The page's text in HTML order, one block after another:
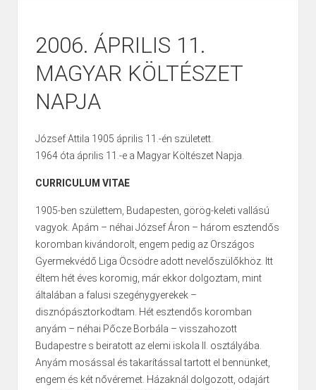
2006. ÁPRILIS 11.
MAGYAR KÖLTÉSZET
NAPJA
József Attila 1905 április 11.-én született.
1964 óta április 11.-e a Magyar Költészet Napja.
CURRICULUM VITAE
1905-ben születtem, Budapesten, görög-keleti vallású
vagyok. Apám – néhai József Áron – három esztendős
koromban kivándorolt, engem pedig az Országos
Gyermekvédő Liga Öcsöd­re adott nevelőszülőkhöz. Itt
éltem hét éves koromig, már ekkor dolgoztam, mint
általában a falusi szegénygyerekek –
disznópásztorkodtam. Hét esztendős koromban
anyám – néhai Pőcze Borbála – visszahozott
Budapestre s beiratott az elemi iskola II. osztályába.
Anyám mosással és takarítással tartott el bennünket,
engem és két nővéremet. Házaknál dolgozott, odajárt